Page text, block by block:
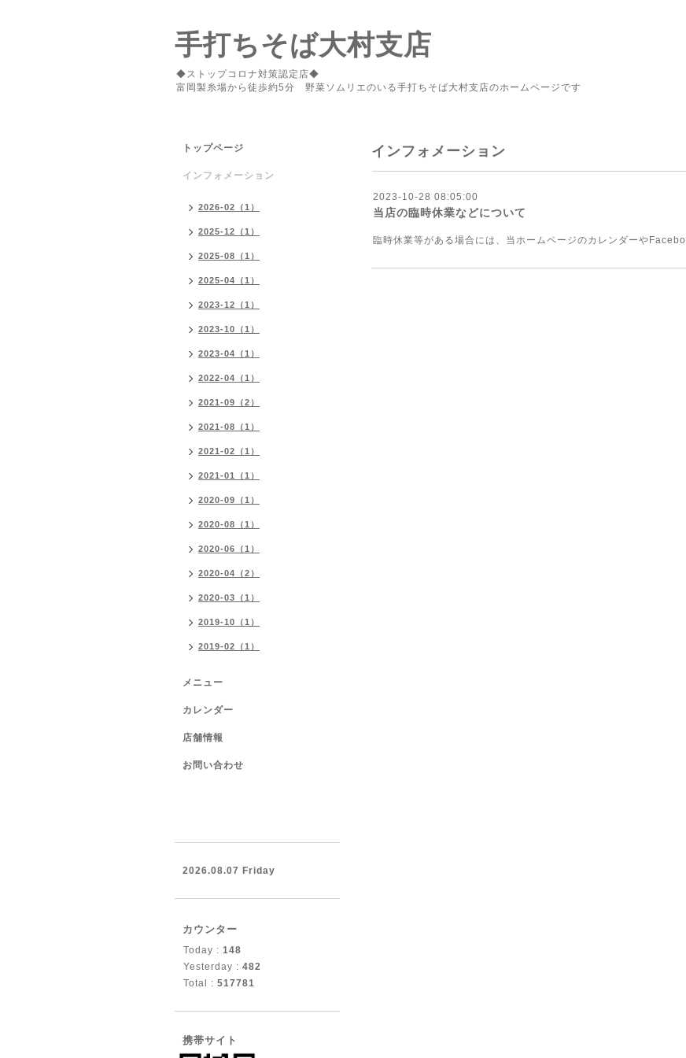
手打ちそば大村支店
◆ストップコロナ対策認定店◆
富岡製糸場から徒歩約5分 野菜ソムリエのいる手打ちそば大村支店のホームページです
インフォメーション
2023-10-28 08:05:00
当店の臨時休業などについて
臨時休業等がある場合には、当ホームページのカレンダーや
トップページ
インフォメーション
2026-02（1）
2025-12（1）
2025-08（1）
2025-04（1）
2023-12（1）
2023-10（1）
2023-04（1）
2022-04（1）
2021-09（2）
2021-08（1）
2021-02（1）
2021-01（1）
2020-09（1）
2020-08（1）
2020-06（1）
2020-04（2）
2020-03（1）
2019-10（1）
2019-02（1）
メニュー
カレンダー
店舗情報
お問い合わせ
2026.08.07 Friday
カウンター
Today : 148
Yesterday : 482
Total : 517781
携帯サイト